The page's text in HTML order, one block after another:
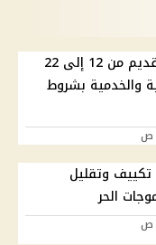
وظائف مصر للطيران.. التقديم من 12 إلى 22
والخدمية بشروط
تكييف وتقليل
الحر